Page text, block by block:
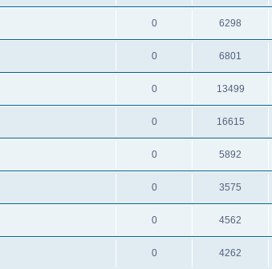
0 6298
0 6801
0 13499
0 16615
0 5892
0 3575
0 4562
0 4262